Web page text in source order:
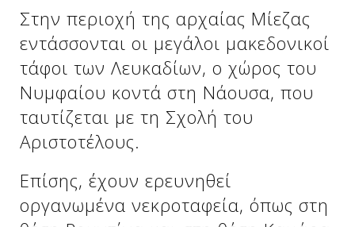
Στην περιοχή της αρχαίας Μίεζας
εντάσσονται οι μεγάλοι μακεδονικοί
τάφοι των Λευκαδίων, ο χώρος του
Νυμφαίου κοντά στη Νάουσα, που
ταυτίζεται με τη Σχολή του
Αριστοτέλους.
Επίσης, έχουν ερευνηθεί
οργανωμένα νεκροταφεία, όπως στη